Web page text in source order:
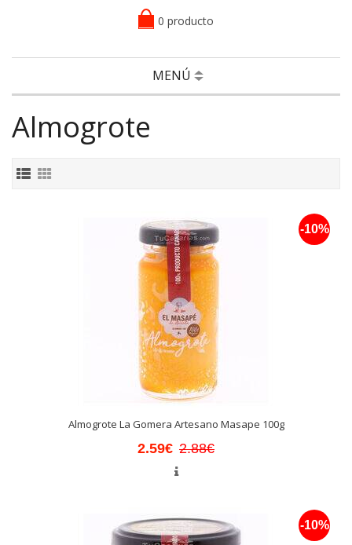
0 producto
MENÚ
Almogrote
Almogrote La Gomera Artesano Masape 100g
2.59€
-10%
2.88€
-10%